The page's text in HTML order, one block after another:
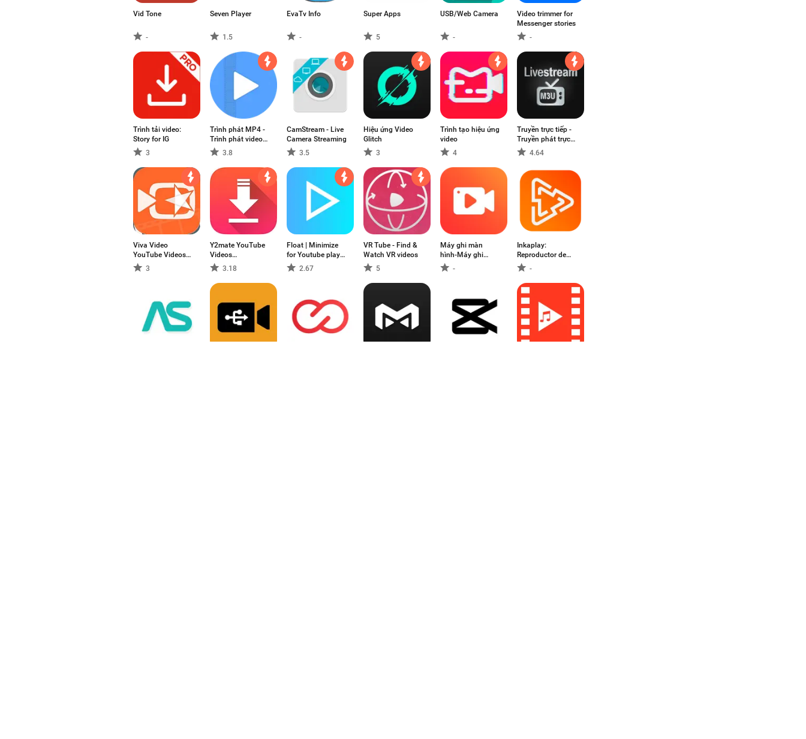
Vid Tone
-
Seven Player
1.5
EvaTv Info
-
Super Apps
5
USB/Web Camera
-
Video trimmer for
Messenger stories
-
Trình tải video:
Story for IG
3
Trình phát MP4 -
Trình phát video
HD, Video Player
3.8
CamStream - Live
Camera Streaming
3.5
Hiệu ứng Video
Glitch
3
Trình tạo hiệu ứng
video
4
Truyền trực tiếp -
Truyền phát trực
tuyến IPU M3U
4.64
Viva Video
YouTube Videos
Downloader
3
Y2mate YouTube
Videos
Downloader
3.18
Float | Minimize
for Youtube play
in background
2.67
VR Tube - Find &
Watch VR videos
5
Máy ghi màn
hình-Máy ghi
video-
Inkaplay:
Reproductor de
Video-